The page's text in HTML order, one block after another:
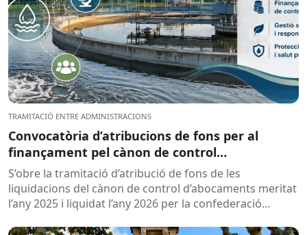
TRAMITACIÓ ENTRE ADMINISTRACIONS
Convocatòria d’atribucions de fons per al
finançament pel cànon de control
d’abocaments meritat l’any 2025 i liquidat l’any
2026
S’obre la tramitació d’atribució de fons de les
liquidacions del cànon de control d’abocaments meritat
l’any 2025 i liquidat l’any 2026 per la confederació